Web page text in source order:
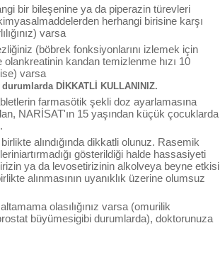
bir bileşenine ya da piperazin türevleri
herhangi birisine karşı
varsa
(böbrek fonksiyonlarını izlemek için
olankreatinin kandan temizlenme hızı 10
ise) varsa
durumlarda DİKKATLİ KULLANINIZ.
farmasötik şekli doz ayarlamasına
NARİSAT'ın 15 yaşından küçük çocuklarda
alındığında dikkatli olunuz. Rasemik
gösterildiği halde hassasiyeti
ya da levosetirizinin alkolveya beyne etkisi
alınmasının uyanıklık üzerine olumsuz
olasılığınız varsa (omurilik
büyümesigibi durumlarda), doktorunuza